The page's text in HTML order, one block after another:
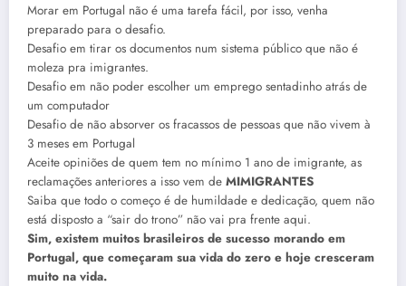
Morar em Portugal não é uma tarefa fácil, por isso, venha
preparado para o desafio.
Desafio em tirar os documentos num sistema público que não é
moleza pra imigrantes.
Desafio em não poder escolher um emprego sentadinho atrás de
um computador
Desafio de não absorver os fracassos de pessoas que não vivem à
3 meses em Portugal
Aceite opiniões de quem tem no mínimo 1 ano de imigrante, as
reclamações anteriores a isso vem de MIMIGRANTES
Saiba que todo o começo é de humildade e dedicação, quem não
está disposto a “sair do trono” não vai pra frente aqui.
Sim, existem muitos brasileiros de sucesso morando em
Portugal, que começaram sua vida do zero e hoje cresceram
muito na vida.